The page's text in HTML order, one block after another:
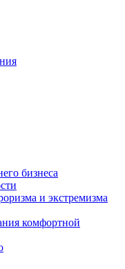
бизнеса
и экстремизма
комфортной